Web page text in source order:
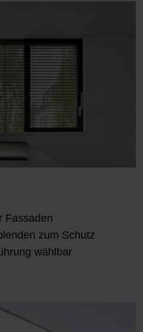
Fassaden
zum Schutz
wählbar